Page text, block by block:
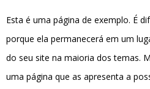
Esta é uma página de exemplo. É
porque ela permanecerá em um
do seu site na maioria dos temas.
uma página que as apresenta a